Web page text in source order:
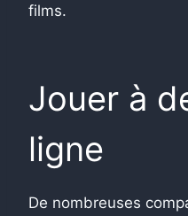
films.
Jouer à
ligne
De nombreuses